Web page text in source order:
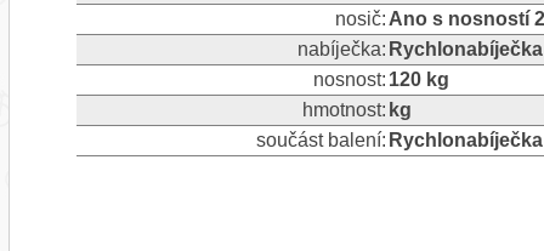
nosič: Ano s nosností
nabíječka:
nosnost: 120 kg
hmotnost: kg
součást balení: